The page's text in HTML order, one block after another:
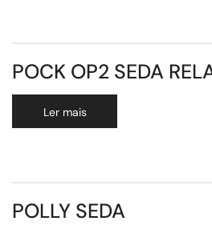
POCK OP2 SEDA
Ler mais
POLLY SEDA